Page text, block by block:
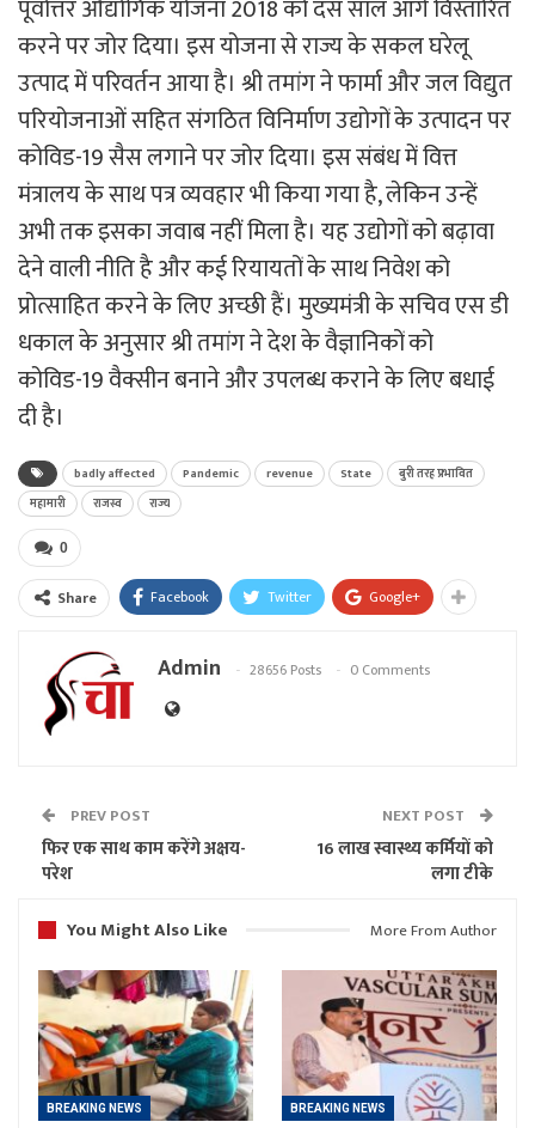
पूर्वोत्तर औद्योगिक योजना 2018 को दस साल आगे विस्तारित
करने पर जोर दिया। इस योजना से राज्य के सकल घरेलू
उत्पाद में परिवर्तन आया है। श्री तमांग ने फार्मा और जल विद्युत
परियोजनाओं सहित संगठित विनिर्माण उद्योगों के उत्पादन पर
कोविड-19 सैस लगाने पर जोर दिया। इस संबंध में वित्त
मंत्रालय के साथ पत्र व्यवहार भी किया गया है, लेकिन उन्हें
अभी तक इसका जवाब नहीं मिला है। यह उद्योगों को बढ़ावा
देने वाली नीति है और कई रियायतों के साथ निवेश को
प्रोत्साहित करने के लिए अच्छी हैं। मुख्यमंत्री के सचिव एस डी
धकाल के अनुसार श्री तमांग ने देश के वैज्ञानिकों को
कोविड-19 वैक्सीन बनाने और उपलब्ध कराने के लिए बधाई
दी है।
badly affected Pandemic revenue State
बुरी तरह प्रभावित
महामारी
राजस्व राज्य
0
Share Facebook Twitter Google+
Admin 28656 Posts 0 Comments
PREV POST
फिर एक साथ काम करेंगे अक्षय-
परेश
NEXT POST
16 लाख स्वास्थ्य कर्मियों को
लगा टीके
You Might Also Like
More From Author
BREAKING NEWS BREAKING NEWS